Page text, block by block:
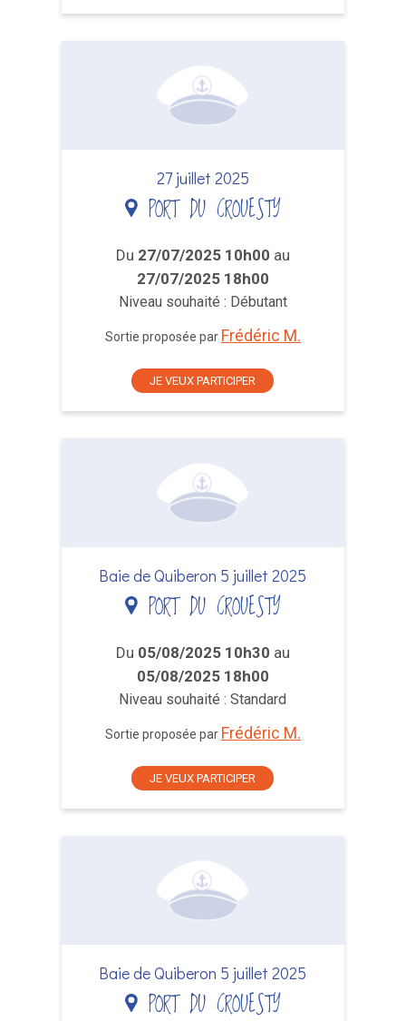
27 juillet 2025
PORT DU CROUESTY
Du 27/07/2025 10h00 au
27/07/2025 18h00
Niveau souhaité : Débutant
Sortie proposée par Frédéric M.
JE VEUX PARTICIPER
Baie de Quiberon 5 juillet 2025
PORT DU CROUESTY
Du 05/08/2025 10h30 au
05/08/2025 18h00
Niveau souhaité : Standard
Sortie proposée par Frédéric M.
JE VEUX PARTICIPER
Baie de Quiberon 5 juillet 2025
PORT DU CROUESTY